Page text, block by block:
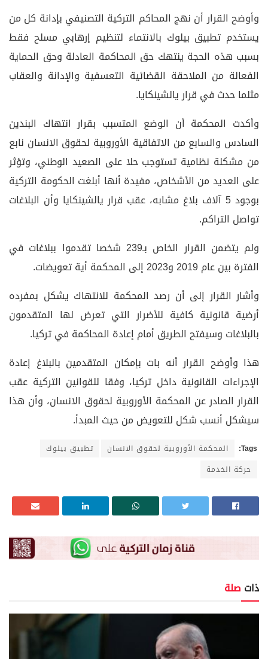
وأوضح القرار أن نهج المحاكم التركية التصنيفي بإدانة كل من
يستخدم تطبيق بيلوك بالانتماء لتنظيم إرهابي مسلح فقط
بسبب هذه الحجة ينتهك حق المحاكمة العادلة وحق الحماية
الفعالة من الملاحقة القضائية التعسفية والإدانة والعقاب
مثلما حدث في قرار يالشينكايا.
وأكدت المحكمة أن الوضع المتسبب بقرار انتهاك البندين
السادس والسابع من الاتفاقية الأوروبية لحقوق الانسان نابع
من مشكلة نظامية تستوجب حلا على الصعيد الوطني، وتؤثر
على العديد من الأشخاص، مفيدة أنها أبلغت الحكومة التركية
بوجود 5 آلاف بلاغ مشابه، عقب قرار يالشينكايا وأن البلاغات
تواصل التراكم.
ولم يتضمن القرار الخاص بـ239 شخصا تقدموا ببلاغات في
الفترة بين عام 2019 و2023 إلى المحكمة أية تعويضات.
وأشار القرار إلى أن رصد المحكمة للانتهاك يشكل بمفرده
أرضية قانونية كافية للأضرار التي تعرض لها المتقدمون
بالبلاغات وسيفتح الطريق أمام إعادة المحاكمة في تركيا.
هذا وأوضح القرار أنه بات بإمكان المتقدمين بالبلاغ إعادة
الإجراءات القانونية داخل تركيا، وفقا للقوانين التركية عقب
القرار الصادر عن المحكمة الأوروبية لحقوق الانسان، وأن هذا
سيشكل أنسب شكل للتعويض من حيث المبدأ.
Tags: المحكمة الأوروبية لحقوق الانسان
تطبيق بيلوك
حركة الخدمة
ذات صلة